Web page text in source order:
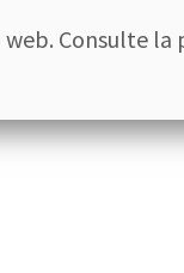
Consulte